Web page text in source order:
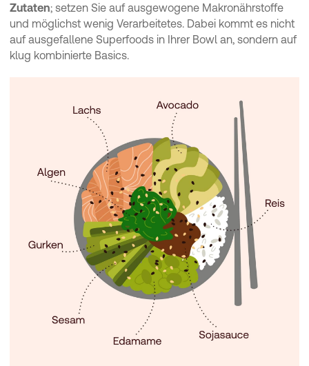
Zutaten; setzen Sie auf ausgewogene Makronährstoffe
und möglichst wenig Verarbeitetes. Dabei kommt es nicht
auf ausgefallene Superfoods in Ihrer Bowl an, sondern auf
klug kombinierte Basics.